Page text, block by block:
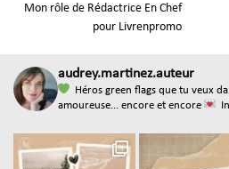
Mon rôle de Rédactrice En Chef
pour Livrenpromo
audrey.martinez.auteur
Héros green flags que tu veux
amoureuse... encore et encore